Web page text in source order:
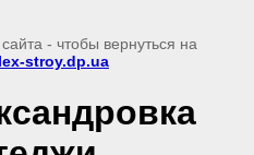
- чтобы вернуться на
stroy.dp.ua